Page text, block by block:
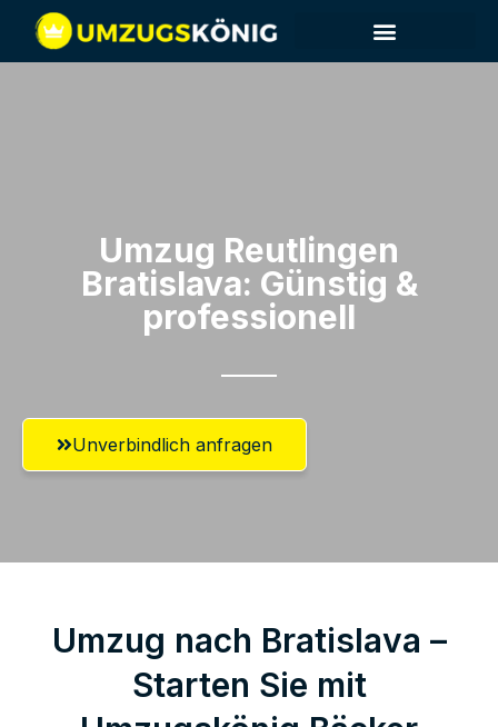
Umzug Reutlingen​
Bratislava: Günstig &
professionell​
Unverbindlich anfragen
Umzug nach Bratislava –
Starten Sie mit